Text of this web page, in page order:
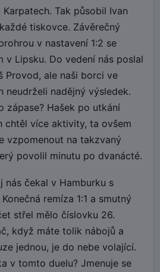
Tak působil Ivan
tiskovce. Závěrečný
v nastavení 1:2 se
v Lipsku. Do vedení nás poslal
Provod, ale naši borci ve
neudrželi nadějný výsledek.
Hašek po utkání
chtěl více aktivity, ta ovšem
vzpomenout na takzvaný
povolil minutu po dvanácté.
nás čekal v Hamburku s
remíza 1:1 a smutný
střel mělo číslovku 26.
když máte tolik nábojů a
jednou, je do nebe volající.
v tomto duelu? Jmenuje se